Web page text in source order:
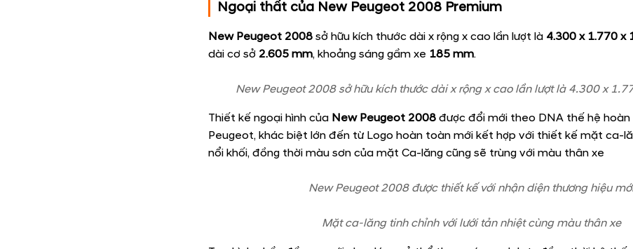
Cụm đèn trước LED​
Ghế bọc da​
Màn hình giải trí 10 inch
Cảm biến hỗ trợ đỗ xe trước & sau​
Camera trước & sau, giả lập 360 độ
Hệ thống an toàn chủ động.​